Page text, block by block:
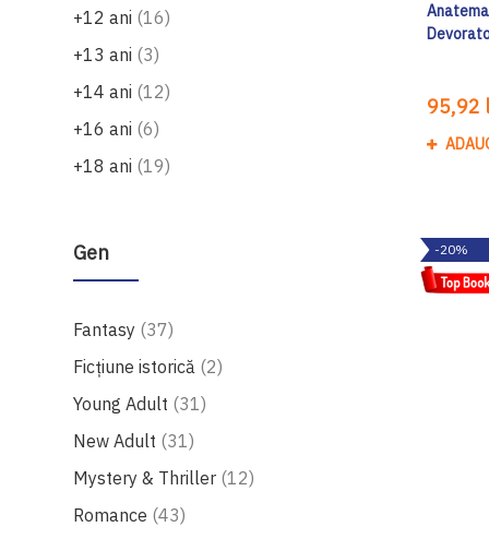
+12 ani 16produse
+13 ani 3produse
+14 ani 12produse
+16 ani 6produse
+18 ani 19produse
Gen
Fantasy 37produse
Ficțiune istorică 2produse
Young Adult 31produse
New Adult 31produse
Mystery & Thriller 12produse
Romance 43produse
95,92
-20%